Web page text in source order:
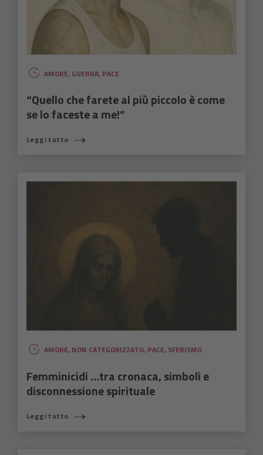
AMORE, GUERRA, PACE
“Quello che farete al più piccolo è come
se lo faceste a me!”
Leggi tutto
AMORE, NON CATEGORIZZATO, PACE, SFERISMO
Femminicidi …tra cronaca, simboli e
disconnessione spirituale
Leggi tutto